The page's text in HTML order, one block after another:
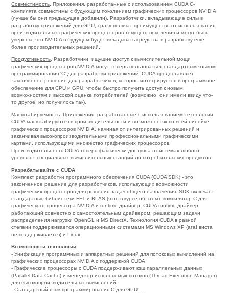
Совместимость . Приложения, разработанные с использованием CUDA C-
компилята совместимы с будующим поколением графических процессоров NVIDIA
(лучше бы они предыдущее добавили). Разработчики, вкладывающие силы в
разработку приложений для GPU, сразу получат преимущество от использования
производительных графических процессоров текущего поколения и могут быть
уверены, что NVIDIA в будущем будет вкладывать средства в разработку ещё
более производительных решений.
Продуктивность . Разработчики, ищущие доступ к вычислительной мощи
графических процессоров NVIDIA могут теперь пользоваться стандартным языком
программирования 'C' для разработки приложений. CUDA предоставляет
законченное решение для разработчиков, которое интегрируется в программное
обеспечение для CPU и GPU, чтобы быстро получить доступ к новым
возможностям и высокой оценке потребителей (возможно, они имели ввиду что-
то другое. но получилось так).
Масштабируемость . Приложения, разработанные с использованием технологии
CUDA масштабируются в производительности и возможностях по всей линейке
графических процессоров NVIDIA, начиная от интегрированных решений и
заканчивая высокопроизводительными профессиональными графическими
картами, использующими множество графических процессоров.
Производительность CUDA теперь фактически доступна в системах любого
уровня от специальных вычислительных станций до потребительских продуктов.
Разрабатывайте с CUDA
Комплект разработки программного обеспечения CUDA (CUDA SDK) - это
законченное решение для разработчиков, использующих возможности
графических процессоров для решения задач общего назначения. SDK включает
стандартные библиотеки FFT и BLAS (я не в курсе об этом), компилятор C для
графического процессора NVIDIA и runtime-драйвер. CUDA runtime-драйвер
работающий совместно с самостоятельным драйвером, решающим задачи
распределения нагрузки OpenGL и MS DirectX. Технология CUDA в равной
степени поддерживается операционными системами MS Windows XP (ага! виста
не поддерживается) и Linux.
Возможности технологии
- Унификация программных и аппаратных решений для потоковых вычислений на
графических процессорах NVIDIA с поддержкой CUDA.
- Графические процессоры с CUDA поддерживают кэш параллельных данных
(Parallel Data Cache) и менеджер исполняемых потоков (Thread Execution Manager)
для высокопроизводительных вычислений.
- Стандартный язык программирования C для GPU.